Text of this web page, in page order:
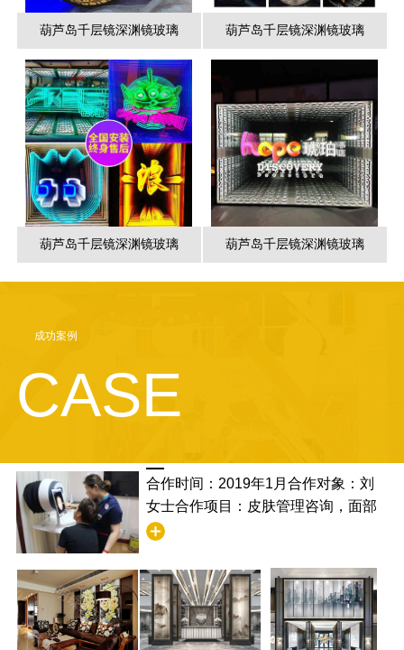
葫芦岛千层镜深渊镜玻璃 葫芦岛千层镜深渊镜玻璃
葫芦岛千层镜深渊镜玻璃 葫芦岛千层镜深渊镜玻璃
成功案例
CASE
合作时间：2019年1月合作对象：刘
女士合作项目：皮肤管理咨询，面部
清洁合作满意度：非常满意，并且学